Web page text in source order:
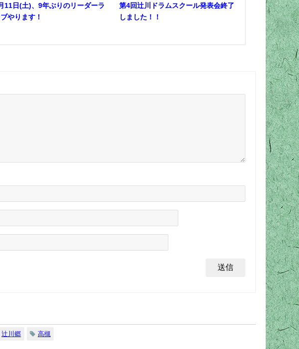
11日(土)、9年ぶりのリーダーラ
やります！
第4回辻川ドラムスクール発表会終了
しました！！
辻川郷 高槻